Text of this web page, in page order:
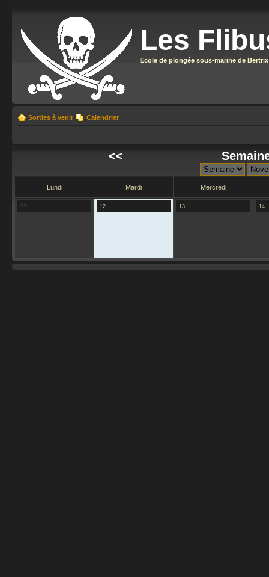
Les
Ecole de plongée sous-marine de Bertrix
Sorties à venir Calendrier
<<
Lundi Mardi Mercredi
11 12 13 14